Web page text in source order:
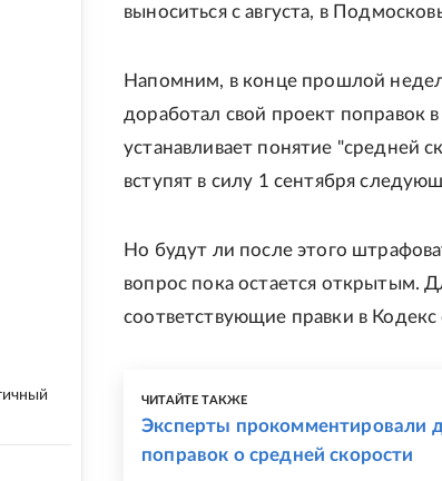
выноситься с августа, в
Напомним, в конце прошлой
доработал свой проект поправок
устанавливает понятие "средней
вступят в силу 1 сентября
Но будут ли после этого
вопрос пока остается открытым.
соответствующие правки в
ЧИТАЙТЕ ТАКЖЕ
Эксперты прокомментировали
поправок о средней скорости